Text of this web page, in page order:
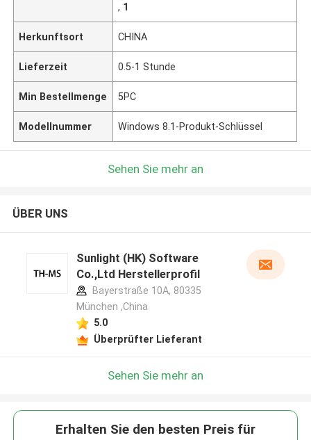
, 1
Herkunftsort CHINA
Lieferzeit 0.5-1 Stunde
Min Bestellmenge 5PC
Modellnummer Windows 8.1-Produkt-Schlüssel
Sehen Sie mehr an
ÜBER UNS
Sunlight (HK) Software
Co.,Ltd Herstellerprofil
Bayerstraße 10A, 80335
München ,China
5.0
Überprüfter Lieferant
Sehen Sie mehr an
Erhalten Sie den besten Preis für